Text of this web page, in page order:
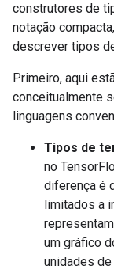
construtores de
notação
descrever tipos
Primeiro, aqui
conceitualmente
linguagens
Tipos de
no
diferença é
limitados a
um gráfico
unidades